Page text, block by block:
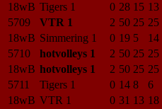
18wB Tigers 1 0 28 15 13
5709
VTR 1 2 50 25 25
18wB Simmering 1 0 19 5
14
5710
hotvolleys 1 2 50 25 25
18wB hotvolleys 1 2 50 25 25
5711
Tigers 1 0 14 8
6
18wB VTR 1 0 31 13 18